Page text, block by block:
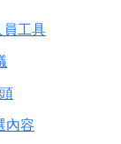
工具
內容